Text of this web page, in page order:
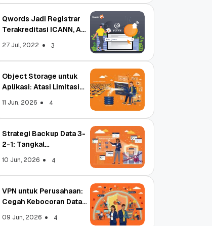
Object Storage untuk
Aplikasi: Atasi Limitasi
Qwords Jadi Registrar
Terakreditasi ICANN, Apa
27 Jul, 2022 3
Object Storage untuk
Aplikasi: Atasi Limitasi
11 Jun, 2026 4
Strategi Backup Data 3-
2-1: Tangkal
10 Jun, 2026 4
VPN untuk Perusahaan:
Cegah Kebocoran Data
09 Jun, 2026 4